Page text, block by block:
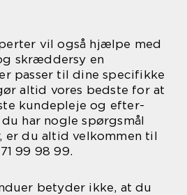
vil også hjælpe med
skræddersy en
passer til dine specifikke
altid vores bedste for at
kundepleje og efter-
har nogle spørgsmål
er du altid velkommen til
99 98 99.
betyder ikke, at du